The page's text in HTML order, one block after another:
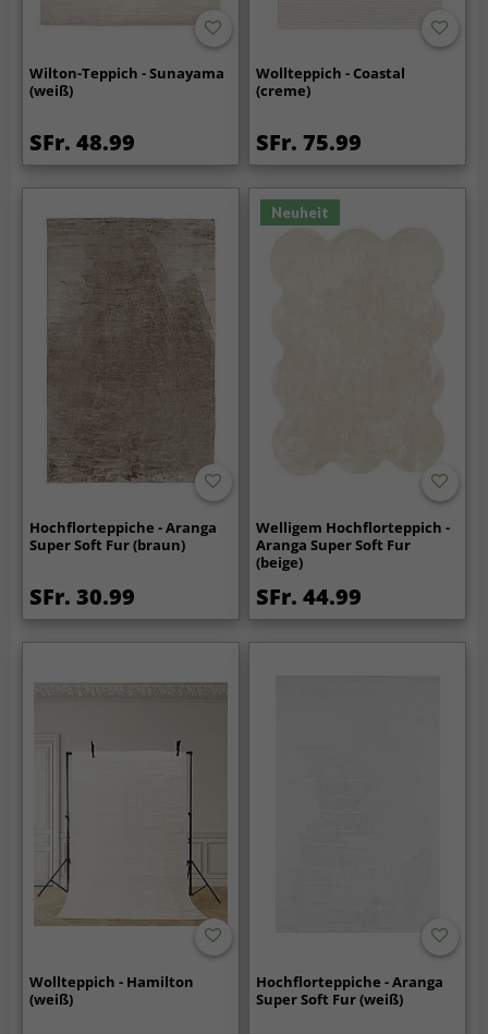
Wilton-Teppich - Sunayama
(weiß)
SFr. 48.99
Wollteppich - Coastal
(creme)
SFr. 75.99
Hochflorteppiche - Aranga
Super Soft Fur (braun)
SFr. 30.99
Neuheit
Welligem Hochflorteppich -
Aranga Super Soft Fur
(beige)
SFr. 44.99
Wollteppich - Hamilton
(weiß)
Hochflorteppiche - Aranga
Super Soft Fur (weiß)